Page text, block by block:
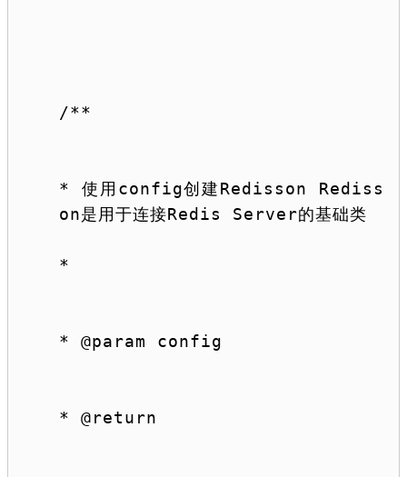
/**
* 使用config创建Redisson Rediss
on是用于连接Redis Server的基础类
*
* @param config
* @return